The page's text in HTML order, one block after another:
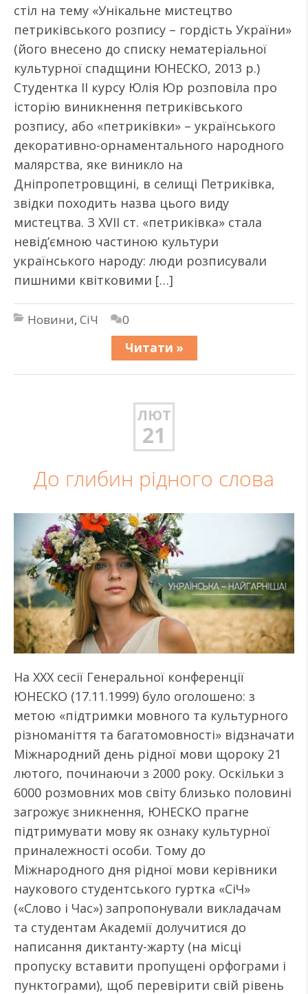
стіл на тему «Унікальне мистецтво
петриківського розпису – гордість України»
(його внесено до списку нематеріальної
культурної спадщини ЮНЕСКО, 2013 р.)
Студентка II курсу Юлія Юр розповіла про
історію виникнення петриківського
розпису, або «петриківки» – українського
декоративно-орнаментального народного
малярства, яке виникло на
Дніпропетровщині, в селищі Петриківка,
звідки походить назва цього виду
мистецтва. З XVII ст. «петриківка» стала
невід’ємною частиною культури
українського народу: люди розписували
пишними квітковими […]
Новини, СіЧ
0
Читати »
ЛЮТ
21
До глибин рідного слова
На ХХХ сесії Генеральної конференції
ЮНЕСКО (17.11.1999) було оголошено: з
метою «підтримки мовного та культурного
різноманіття та багатомовності» відзначати
Міжнародний день рідної мови щороку 21
лютого, починаючи з 2000 року. Оскільки з
6000 розмовних мов світу близько половині
загрожує зникнення, ЮНЕСКО прагне
підтримувати мову як ознаку культурної
приналежності особи. Тому до
Міжнародного дня рідної мови керівники
наукового студентського гуртка «СіЧ»
(«Слово і Час») запропонували викладачам
та студентам Академії долучитися до
написання диктанту-жарту (на місці
пропуску вставити пропущені орфограми і
пунктограми), щоб перевірити свій рівень